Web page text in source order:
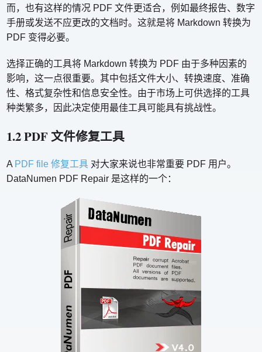
而，也有这样的情况 PDF 文件更适合，例如最终报告、数字
手册或发送不应更改的文档时。这就是将 Markdown 转换为
PDF 变得必要。
选择正确的工具将 Markdown 转换为 PDF 由于多种因素的
影响，这一点很重要。其中包括文件大小、转换速度、准确
性、格式复杂性和信息安全性。由于市场上可供选择的工具
种类繁多，因此决定使用最佳工具可能具有挑战性。
1.2 PDF 文件修复工具
A PDF file 修复工具 对大家来说也非常重要 PDF 用户。
DataNumen PDF Repair 是这样的一个：